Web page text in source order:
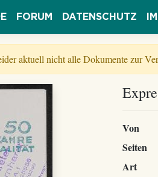
FORUM DATENSCHUTZ
aktuell nicht alle Dokumente zur
Von
Seiten
Art